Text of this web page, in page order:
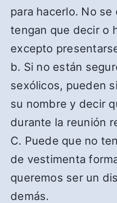
para hacerlo. No se
tengan que decir o
excepto
b. Si no están
sexólicos, pueden
su nombre y decir
durante la reunión
C. Puede que no
de vestimenta
queremos ser un
demás.